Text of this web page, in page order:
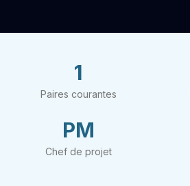
1
Paires courantes
PM
Chef de projet